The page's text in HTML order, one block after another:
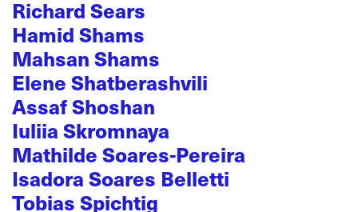
Richard Sears
Hamid Shams
Mahsan Shams
Elene Shatberashvili
Assaf Shoshan
Iuliia Skromnaya
Mathilde Soares-Pereira
Isadora Soares Belletti
Tobias Spichtig